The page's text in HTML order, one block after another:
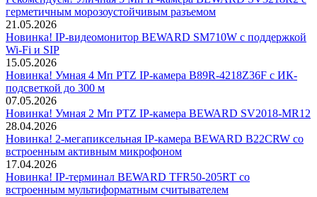
герметичным морозоустойчивым разъемом
21.05.2026
Новинка! IP-видеомонитор BEWARD SM710W с поддержкой
Wi-Fi и SIP
15.05.2026
Новинка! Умная 4 Мп PTZ IP-камера B89R-4218Z36F с ИК-
подсветкой до 300 м
07.05.2026
Новинка! Умная 2 Мп PTZ IP-камера BEWARD SV2018-MR12
28.04.2026
Новинка! 2-мегапиксельная IP-камера BEWARD B22CRW со
встроенным активным микрофоном
17.04.2026
Новинка! IP-терминал BEWARD TFR50-205RT со
встроенным мультиформатным считывателем